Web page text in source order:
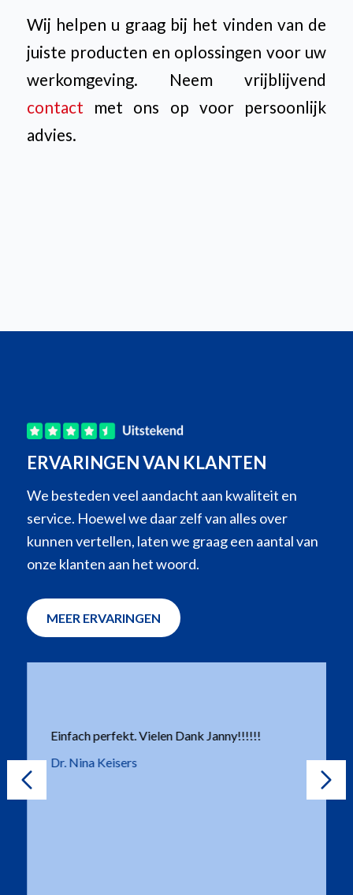
Wij helpen u graag bij het vinden van de
juiste producten en oplossingen voor uw
werkomgeving. Neem vrijblijvend
contact met ons op voor persoonlijk
advies.
ERVARINGEN VAN KLANTEN
We besteden veel aandacht aan kwaliteit en
service. Hoewel we daar zelf van alles over
kunnen vertellen, laten we graag een aantal van
onze klanten aan het woord.
MEER ERVARINGEN
Einfach perfekt. Vielen Dank Janny!!!!!!
Dr. Nina Keisers